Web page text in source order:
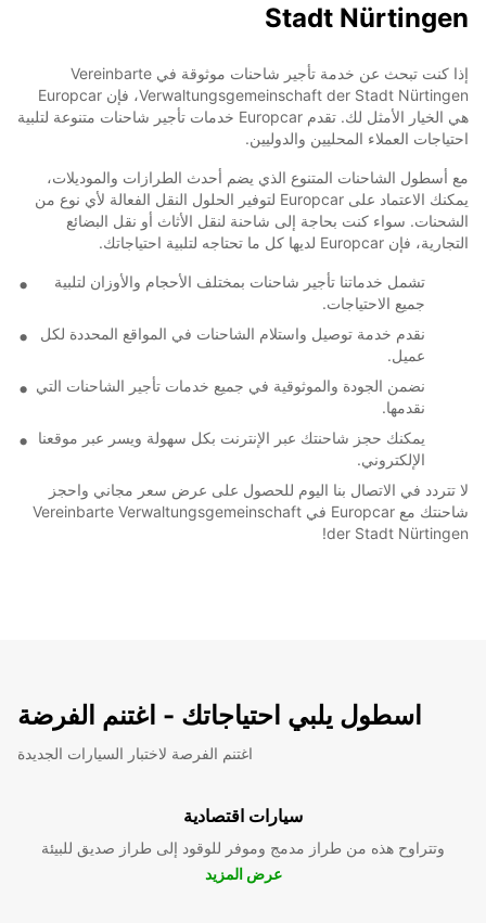
Stadt Nürtingen
إذا كنت تبحث عن خدمة تأجير شاحنات موثوقة في Vereinbarte
Verwaltungsgemeinschaft der Stadt Nürtingen، فإن Europcar
هي الخيار الأمثل لك. تقدم Europcar خدمات تأجير شاحنات متنوعة لتلبية
احتياجات العملاء المحليين والدوليين.
مع أسطول الشاحنات المتنوع الذي يضم أحدث الطرازات والموديلات،
يمكنك الاعتماد على Europcar لتوفير الحلول النقل الفعالة لأي نوع من
الشحنات. سواء كنت بحاجة إلى شاحنة لنقل الأثاث أو نقل البضائع
التجارية، فإن Europcar لديها كل ما تحتاجه لتلبية احتياجاتك.
تشمل خدماتنا تأجير شاحنات بمختلف الأحجام والأوزان لتلبية
جميع الاحتياجات.
نقدم خدمة توصيل واستلام الشاحنات في المواقع المحددة لكل
عميل.
نضمن الجودة والموثوقية في جميع خدمات تأجير الشاحنات التي
نقدمها.
يمكنك حجز شاحنتك عبر الإنترنت بكل سهولة ويسر عبر موقعنا
الإلكتروني.
لا تتردد في الاتصال بنا اليوم للحصول على عرض سعر مجاني واحجز
شاحنتك مع Europcar في Vereinbarte Verwaltungsgemeinschaft
der Stadt Nürtingen!
اسطول يلبي احتياجاتك - اغتنم الفرضة
اغتنم الفرصة لاختبار السيارات الجديدة
سيارات اقتصادية
وتتراوح هذه من طراز مدمج وموفر للوقود إلى طراز صديق للبيئة
عرض المزيد